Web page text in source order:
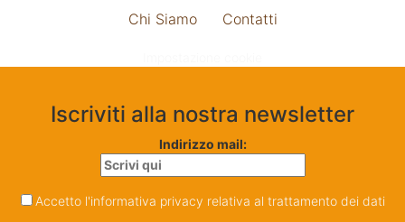
Chi Siamo Contatti
Iscriviti alla nostra newsletter
Indirizzo mail:
Accetto l'informativa privacy relativa al trattamento dei dati